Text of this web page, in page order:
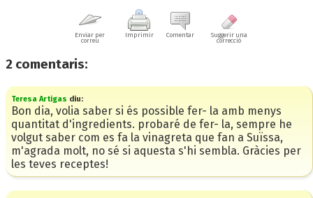
Enviar per
correu
Imprimir Comentar
Suggerir una
correcció
2 comentaris:
Teresa Artigas diu:
Bon dia, volia saber si és possible fer- la amb menys
quantitat d'ingredients. probaré de fer- la, sempre he
volgut saber com es fa la vinagreta que fan a Suïssa,
m'agrada molt, no sé si aquesta s'hi sembla. Gràcies per
les teves receptes!